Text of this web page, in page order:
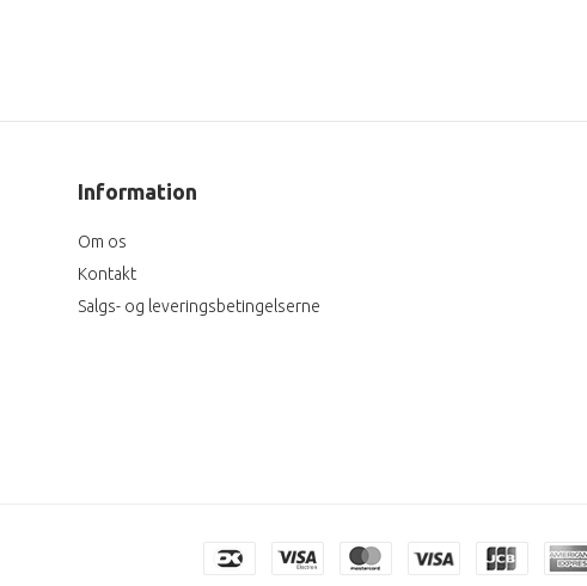
Information
Om os
Kontakt
Salgs- og leveringsbetingelserne